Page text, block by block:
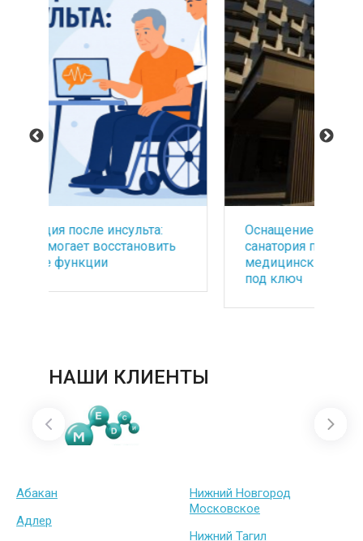
Оснащение Foros Wellness&Park -
санатория премиум класса
медицинским оборудованием
НАШИ КЛИЕНТЫ
Абакан
Адлер
Нижний Новгород
Московское
Нижний Тагил